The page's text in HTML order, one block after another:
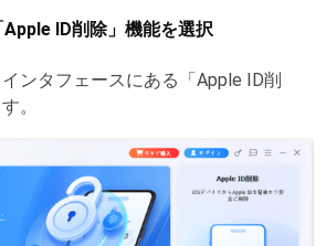
Apple ID削除」機能を選択
ンタフェースにある「Apple ID削
。